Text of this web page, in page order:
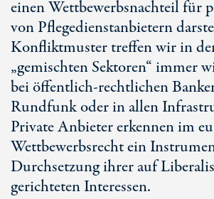
einen Wettbewerbsnachteil für
von Pflegedienstanbietern
Konfliktmuster treffen wir in
„gemischten Sektoren“ immer
bei öffentlich-rechtlichen
Rundfunk oder in allen
Private Anbieter erkennen im
Wettbewerbsrecht ein
Durchsetzung ihrer auf
gerichteten Interessen.